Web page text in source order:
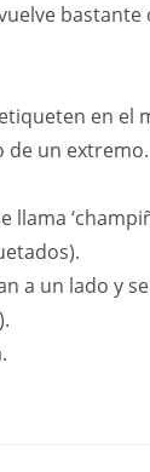
en el
un
llama
a un lado y